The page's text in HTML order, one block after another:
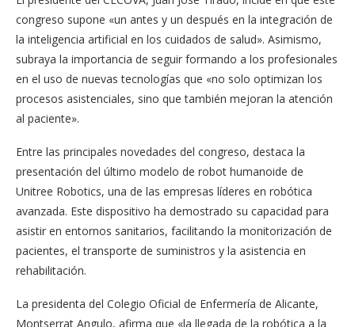
congreso supone «un antes y un después en la integración de
la inteligencia artificial en los cuidados de salud». Asimismo,
subraya la importancia de seguir formando a los profesionales
en el uso de nuevas tecnologías que «no solo optimizan los
procesos asistenciales, sino que también mejoran la atención
al paciente».
Entre las principales novedades del congreso, destaca la
presentación del último modelo de robot humanoide de
Unitree Robotics, una de las empresas líderes en robótica
avanzada. Este dispositivo ha demostrado su capacidad para
asistir en entornos sanitarios, facilitando la monitorización de
pacientes, el transporte de suministros y la asistencia en
rehabilitación.
La presidenta del Colegio Oficial de Enfermería de Alicante,
Montserrat Angulo, afirma que «la llegada de la robótica a la